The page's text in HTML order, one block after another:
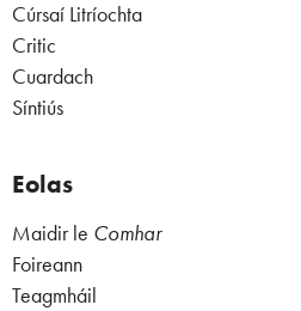
Cúrsaí Litríochta
Critic
Cuardach
Síntiús
Eolas
Maidir le Comhar
Foireann
Teagmháil